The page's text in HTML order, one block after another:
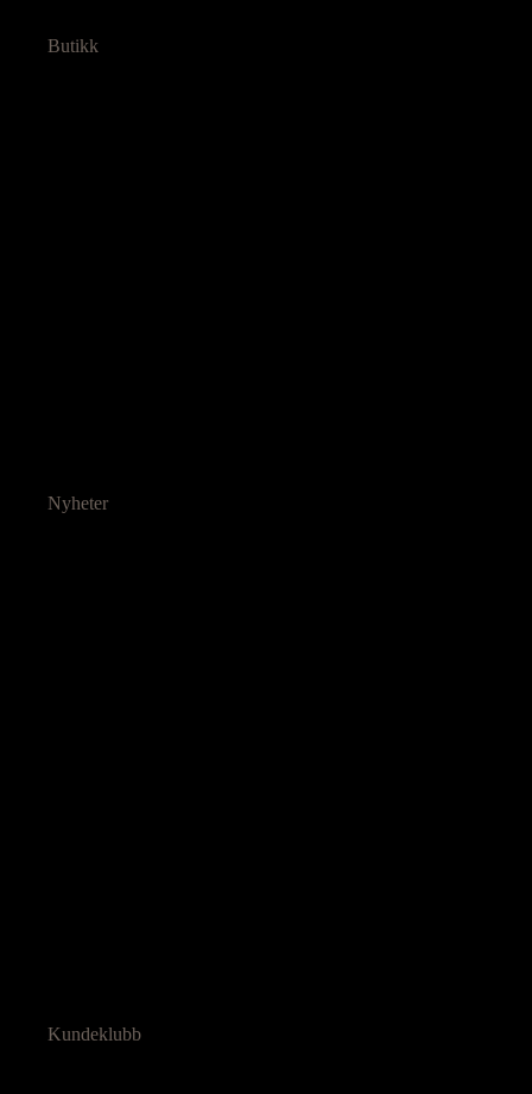
Butikk
Nyheter
Kundeklubb